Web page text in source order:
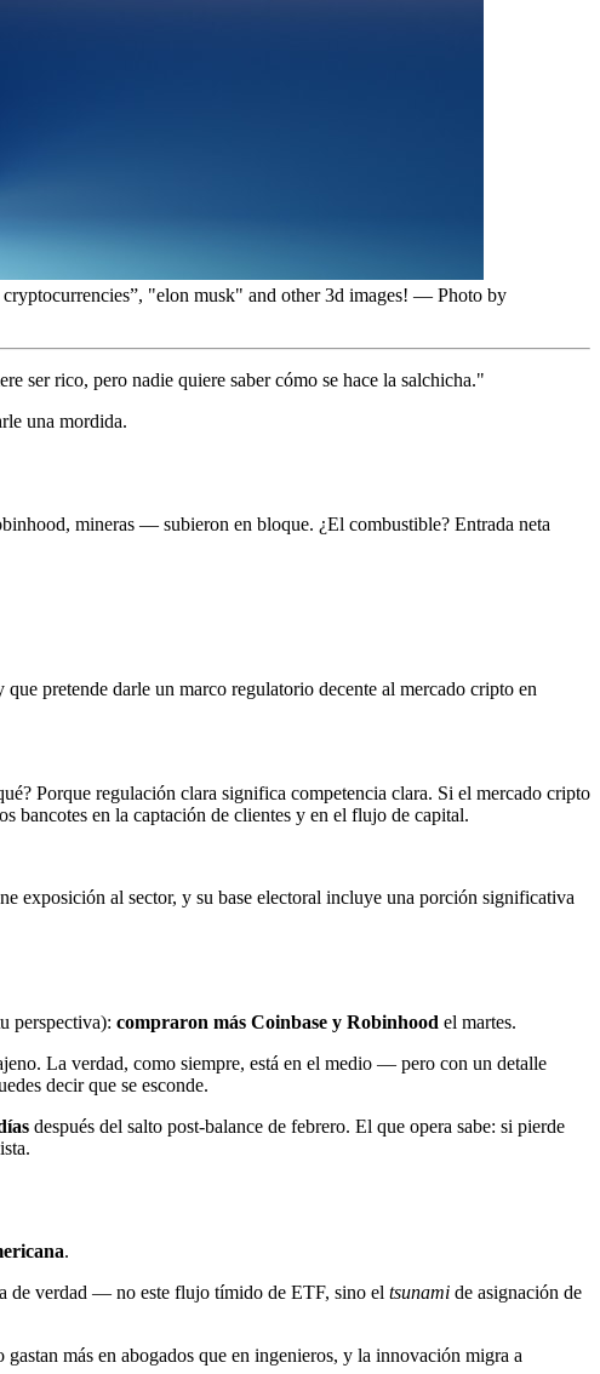
"elon musk" and other 3d images! — Photo by
ser rico, pero nadie quiere saber cómo se hace la salchicha."
una mordida.
mineras — subieron en bloque. ¿El combustible? Entrada neta
que pretende darle un marco regulatorio decente al mercado cripto en
Porque regulación clara significa competencia clara. Si el mercado cripto
bancotes en la captación de clientes y en el flujo de capital.
exposición al sector, y su base electoral incluye una porción significativa
perspectiva): compraron más Coinbase y Robinhood el martes.
La verdad, como siempre, está en el medio — pero con un detalle
decir que se esconde.
después del salto post-balance de febrero. El que opera sabe: si pierde
.
de verdad — no este flujo tímido de ETF, sino el tsunami de asignación de
más en abogados que en ingenieros, y la innovación migra a